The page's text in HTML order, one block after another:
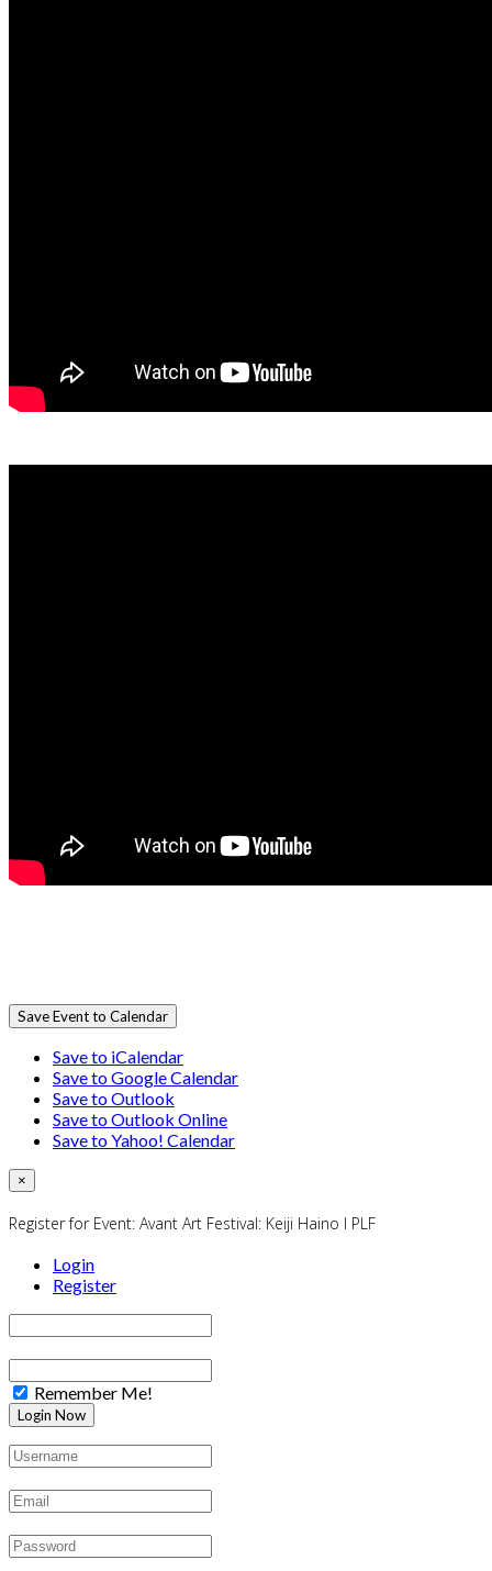
Save Event to Calendar
Save to iCalendar
Save to Google Calendar
Save to Outlook
Save to Outlook Online
Save to Yahoo! Calendar
×
Register for Event: Avant Art Festival: Keiji Haino I PLF
Login
Register
Remember Me!